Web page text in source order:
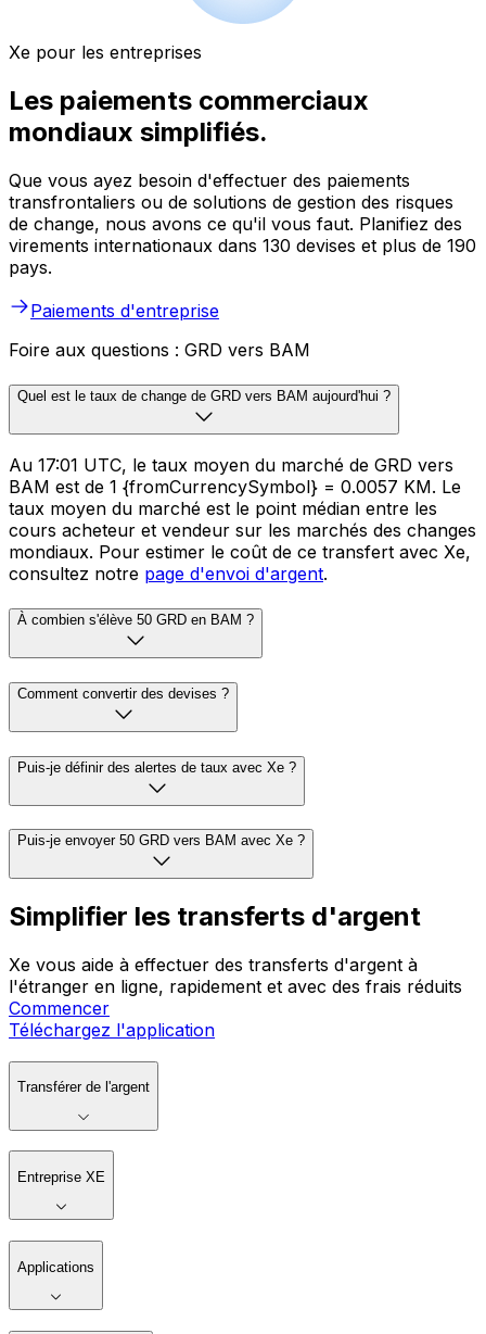
Xe pour les entreprises
Les paiements commerciaux
mondiaux simplifiés.
Que vous ayez besoin d'effectuer des paiements
transfrontaliers ou de solutions de gestion des risques
de change, nous avons ce qu'il vous faut. Planifiez des
virements internationaux dans 130 devises et plus de 190
pays.
Paiements d'entreprise
Foire aux questions : GRD vers BAM
Quel est le taux de change de GRD vers BAM aujourd'hui ?
Au 17:01 UTC, le taux moyen du marché de GRD vers
BAM est de 1 {fromCurrencySymbol} = 0.0057 KM. Le
taux moyen du marché est le point médian entre les
cours acheteur et vendeur sur les marchés des changes
mondiaux. Pour estimer le coût de ce transfert avec Xe,
consultez notre page d'envoi d'argent.
À combien s'élève 50 GRD en BAM ?
Comment convertir des devises ?
Puis-je définir des alertes de taux avec Xe ?
Puis-je envoyer 50 GRD vers BAM avec Xe ?
Simplifier les transferts d'argent
Xe vous aide à effectuer des transferts d'argent à
l'étranger en ligne, rapidement et avec des frais réduits
Commencer
Téléchargez l'application
Transférer de l'argent
Entreprise XE
Applications